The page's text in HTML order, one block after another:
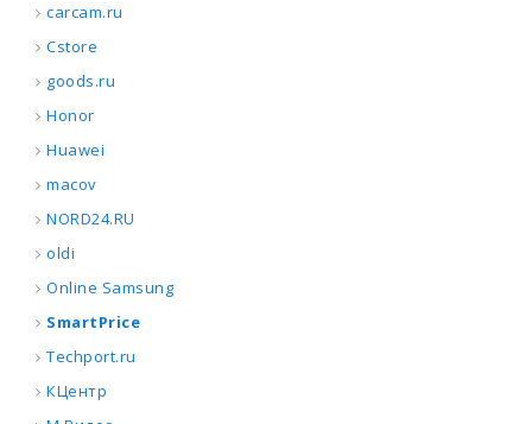
carcam.ru
Cstore
goods.ru
Honor
Huawei
macov
NORD24.RU
oldi
Online Samsung
SmartPrice
Techport.ru
КЦентр